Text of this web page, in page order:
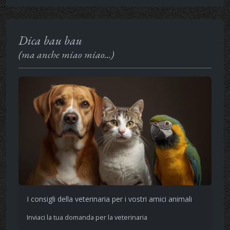
Dica bau bau
(ma anche miao miao...)
I consigli della veterinaria per i vostri amici animali
Inviaci la tua domanda per la veterinaria